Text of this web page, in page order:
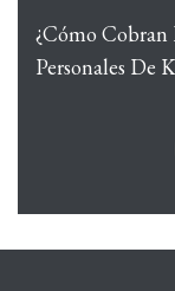
¿Cómo Cobran
Personales De